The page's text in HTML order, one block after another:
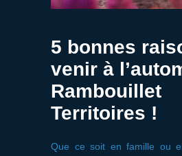
5 bonnes
venir à
Rambouillet
Territoires !
Que ce soit en famille ou